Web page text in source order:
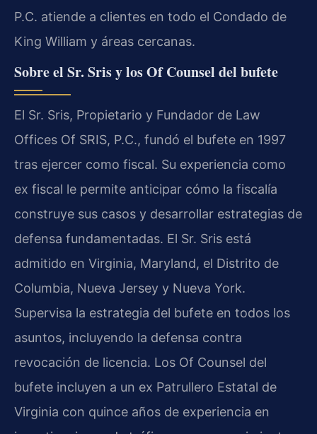
P.C. atiende a clientes en todo el Condado de
King William y áreas cercanas.
Sobre el Sr. Sris y los Of Counsel del bufete
El Sr. Sris, Propietario y Fundador de Law
Offices Of SRIS, P.C., fundó el bufete en 1997
tras ejercer como fiscal. Su experiencia como
ex fiscal le permite anticipar cómo la fiscalía
construye sus casos y desarrollar estrategias de
defensa fundamentadas. El Sr. Sris está
admitido en Virginia, Maryland, el Distrito de
Columbia, Nueva Jersey y Nueva York.
Supervisa la estrategia del bufete en todos los
asuntos, incluyendo la defensa contra
revocación de licencia. Los Of Counsel del
bufete incluyen a un ex Patrullero Estatal de
Virginia con quince años de experiencia en